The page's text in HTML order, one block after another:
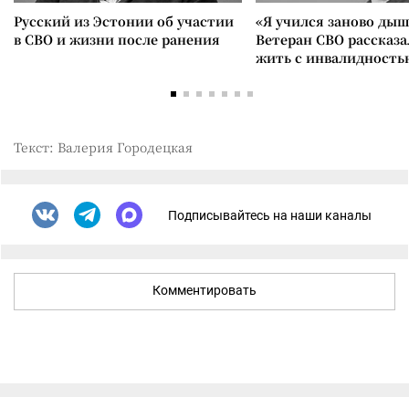
Русский из Эстонии об участии
в СВО и жизни после ранения
«Я учился заново
Ветеран СВО
жить с
Текст: Валерия Городецкая
Подписывайтесь на наши каналы
Комментировать